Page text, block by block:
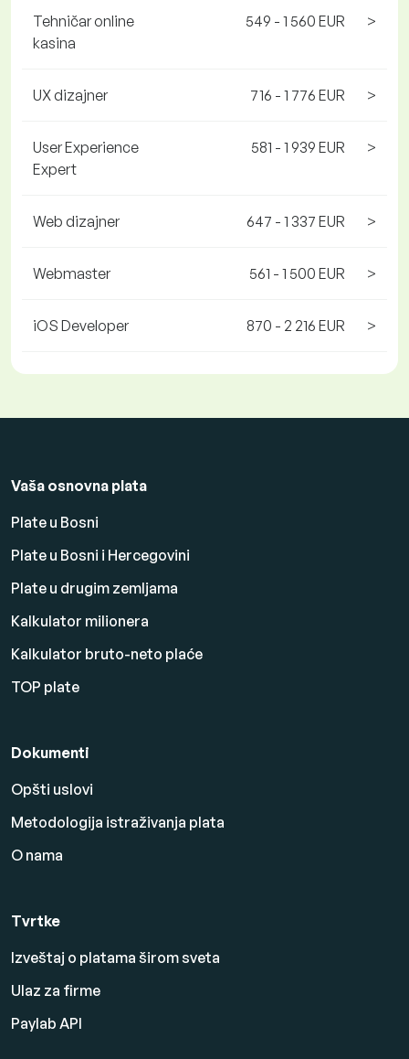
Tehničar online
kasina
549 - 1 560 EUR >
UX dizajner 716 - 1 776 EUR >
User Experience
Expert
581 - 1 939 EUR >
Web dizajner 647 - 1 337 EUR >
Webmaster 561 - 1 500 EUR >
iOS Developer 870 - 2 216 EUR >
Vaša osnovna plata
Plate u Bosni
Plate u Bosni i Hercegovini
Plate u drugim zemljama
Kalkulator milionera
Kalkulator bruto-neto plaće
TOP plate
Dokumenti
Opšti uslovi
Metodologija istraživanja plata
O nama
Tvrtke
Izveštaj o platama širom sveta
Ulaz za firme
Paylab API